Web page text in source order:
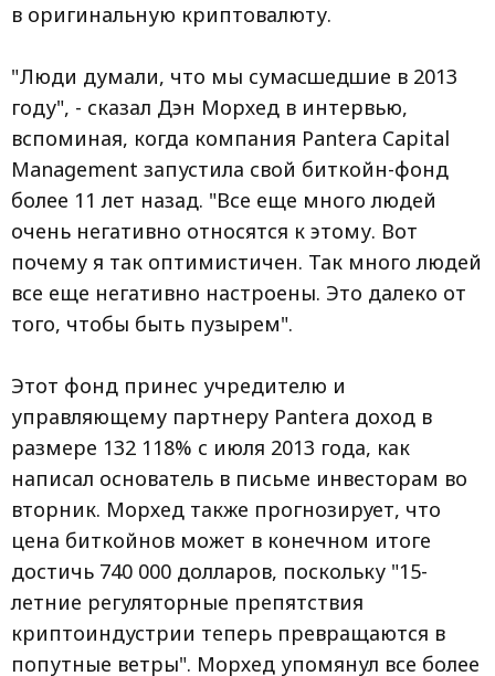
в оригинальную криптовалюту.
"Люди думали, что мы сумасшедшие в 2013
году", - сказал Дэн Морхед в интервью,
вспоминая, когда компания Pantera Capital
Management запустила свой биткойн-фонд
более 11 лет назад. "Все еще много людей
очень негативно относятся к этому. Вот
почему я так оптимистичен. Так много людей
все еще негативно настроены. Это далеко от
того, чтобы быть пузырем".
Этот фонд принес учредителю и
управляющему партнеру Pantera доход в
размере 132 118% с июля 2013 года, как
написал основатель в письме инвесторам во
вторник. Морхед также прогнозирует, что
цена биткойнов может в конечном итоге
достичь 740 000 долларов, поскольку "15-
летние регуляторные препятствия
криптоиндустрии теперь превращаются в
попутные ветры". Морхед упомянул все более